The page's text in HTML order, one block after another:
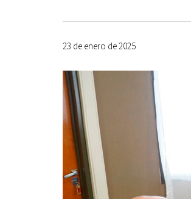
23 de enero de 2025